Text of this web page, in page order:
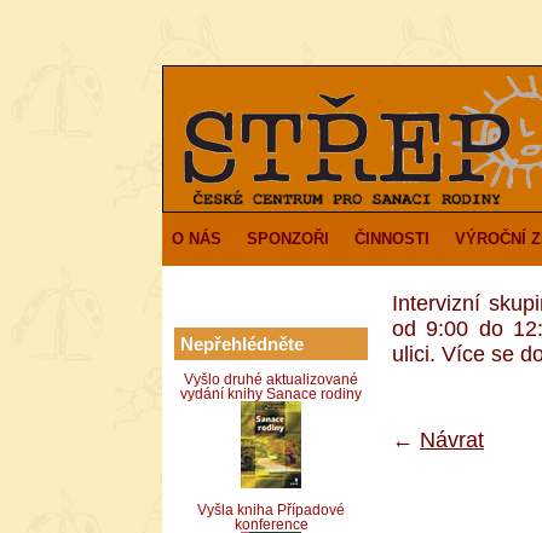
O NÁS SPONZOŘI ČINNOSTI VÝROČNÍ
Nepřehlédněte
Vyšlo druhé aktualizované
vydání knihy Sanace rodiny
Vyšla kniha Případové
konference
Intervizní
od 9:00 do
ulici. Více se
← Návrat